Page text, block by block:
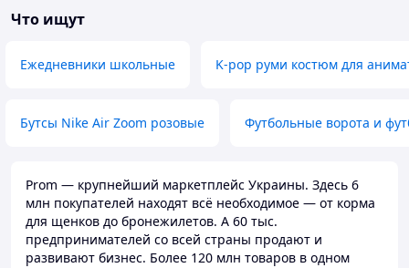
Что ищут
Ежедневники школьные K-pop руми костюм для
Бутсы Nike Air Zoom розовые Футбольные ворота и
Prom — крупнейший маркетплейс Украины. Здесь 6
млн покупателей находят всё необходимое — от корма
для щенков до бронежилетов. А 60 тыс.
предпринимателей со всей страны продают и
развивают бизнес. Более 120 млн товаров в одном